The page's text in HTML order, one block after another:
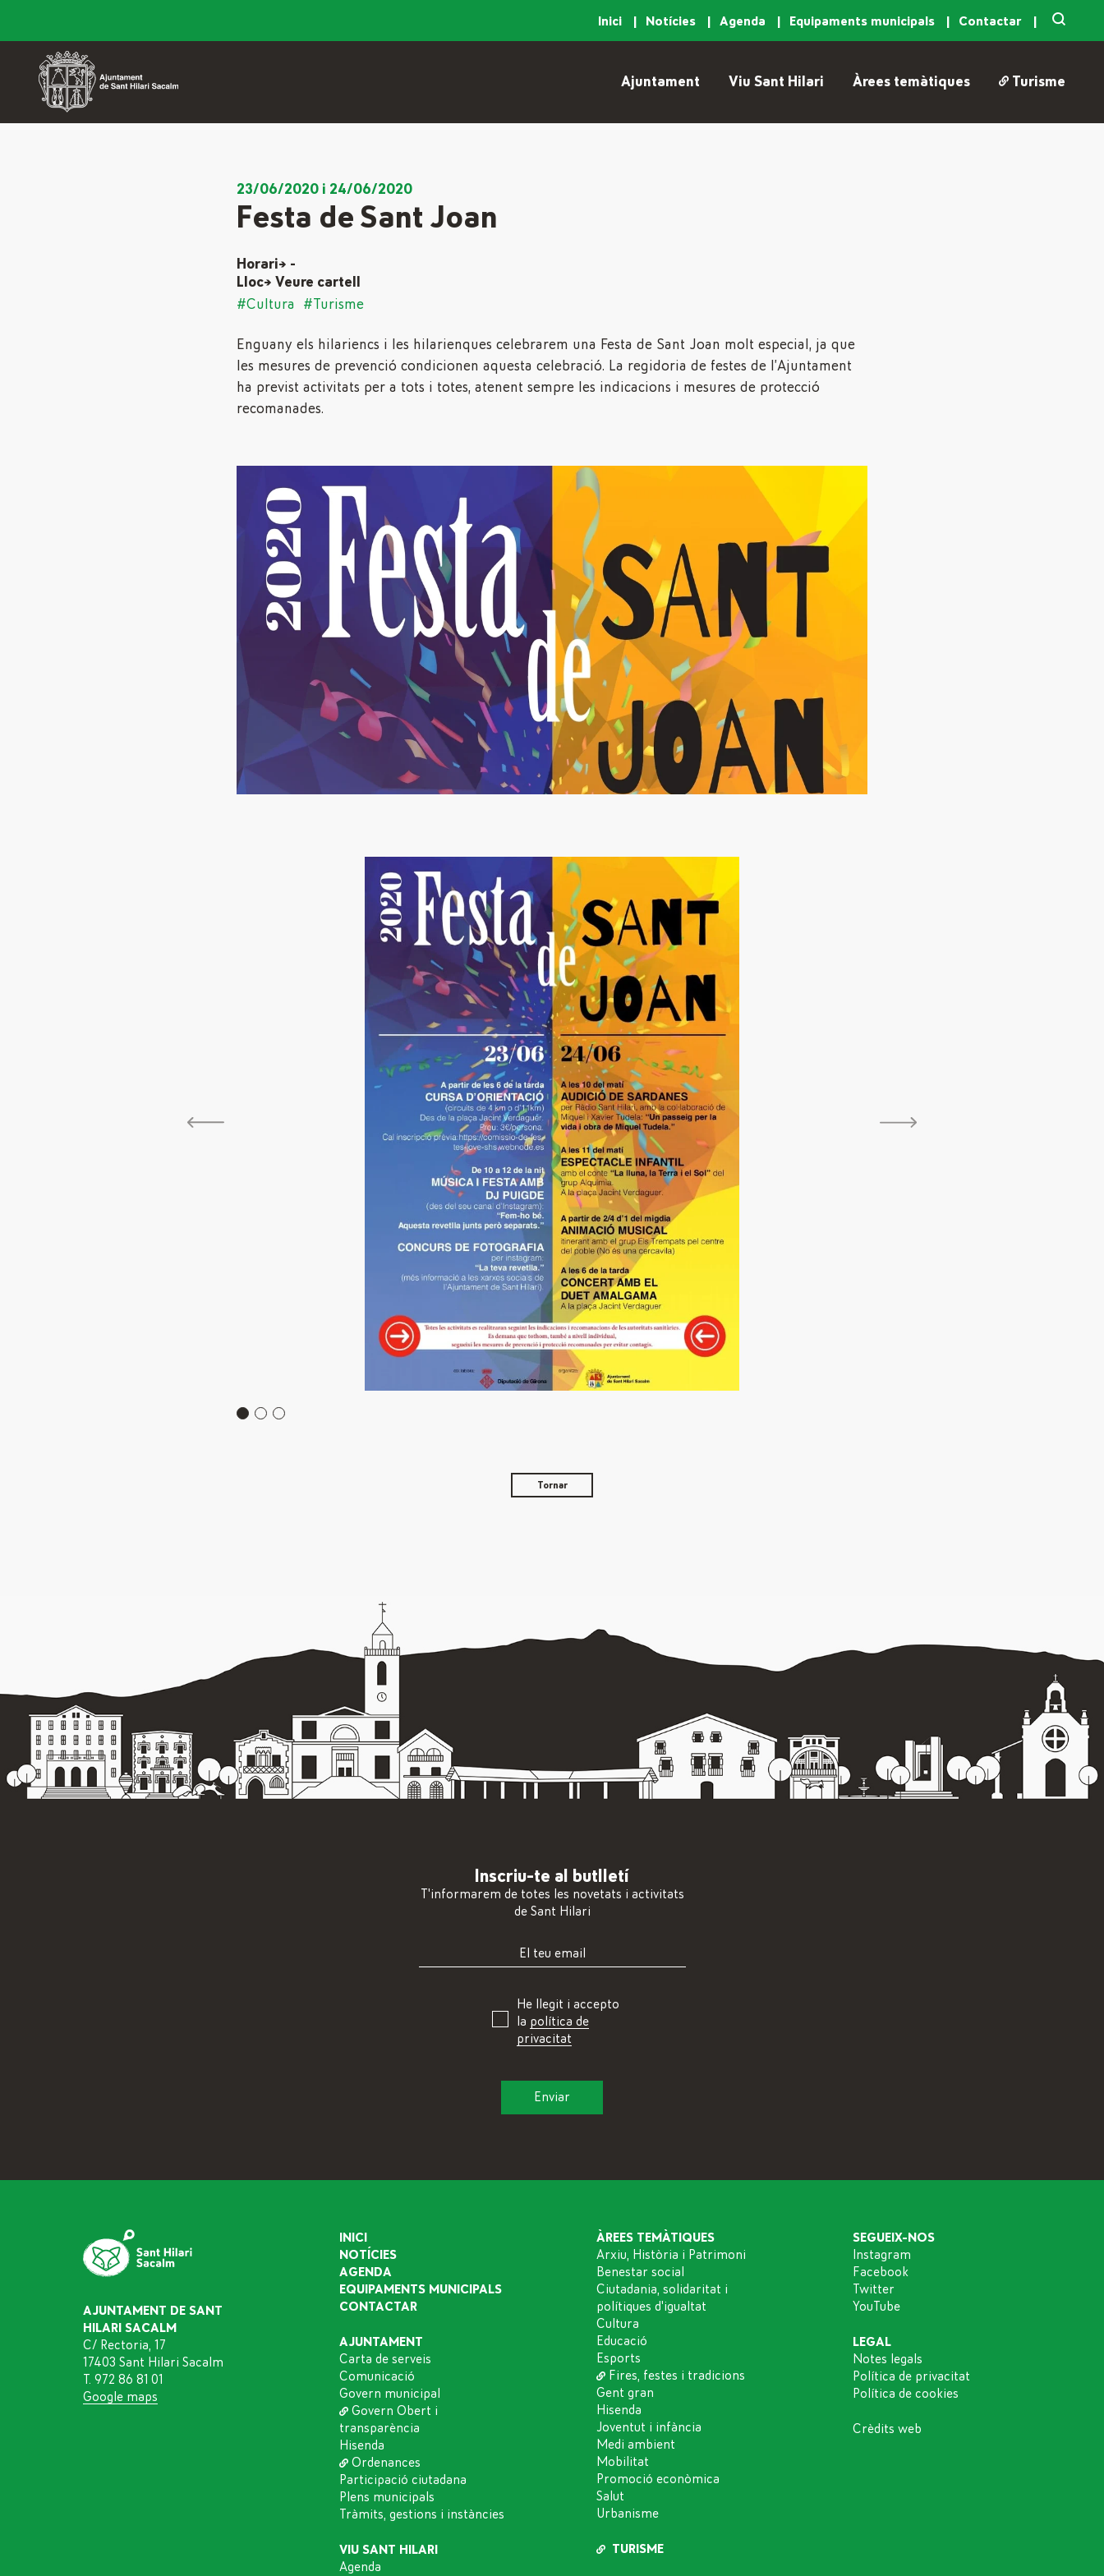
Inici Notícies Agenda Equipaments municipals Contactar
Ajuntament Viu Sant Hilari Àrees temàtiques Turisme
23/06/2020 i 24/06/2020
Festa de Sant Joan
Horari→ -
Lloc→ Veure cartell
#Cultura
#Turisme
Enguany els hilariencs i les hilarienques celebrarem una Festa de Sant Joan molt especial, ja que
les mesures de prevenció condicionen aquesta celebració. La regidoria de festes de l’Ajuntament
ha previst activitats per a tots i totes, atenent sempre les indicacions i mesures de protecció
recomanades.
Tornar
Inscriu-te al butlletí
T'informarem de totes les novetats i activitats
de Sant Hilari
He llegit i accepto
la política de
privacitat
AJUNTAMENT DE SANT
HILARI SACALM
C/ Rectoria, 17
17403 Sant Hilari Sacalm
T. 972 86 81 01
Google maps
INICI
NOTÍCIES
AGENDA
EQUIPAMENTS MUNICIPALS
CONTACTAR
AJUNTAMENT
Carta de serveis
Comunicació
Govern municipal
Govern Obert i
transparència
Hisenda
Ordenances
Participació ciutadana
Plens municipals
Tràmits, gestions i instàncies
VIU SANT HILARI
Agenda
ÀREES TEMÀTIQUES
Arxiu, Història i Patrimoni
Benestar social
Ciutadania, solidaritat i
polítiques d'igualtat
Cultura
Educació
Esports
Fires, festes i tradicions
Gent gran
Hisenda
Joventut i infància
Medi ambient
Mobilitat
Promoció econòmica
Salut
Urbanisme
TURISME
SEGUEIX-NOS
Instagram
Facebook
Twitter
YouTube
LEGAL
Notes legals
Política de privacitat
Política de cookies
Crèdits web